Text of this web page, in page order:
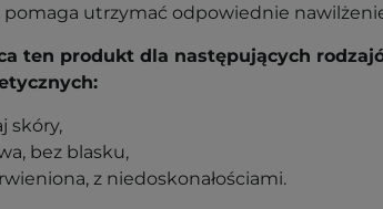
utrzymać odpowiednie
ten produkt dla następujących
skóry,
bez blasku,
z niedoskonałościami.